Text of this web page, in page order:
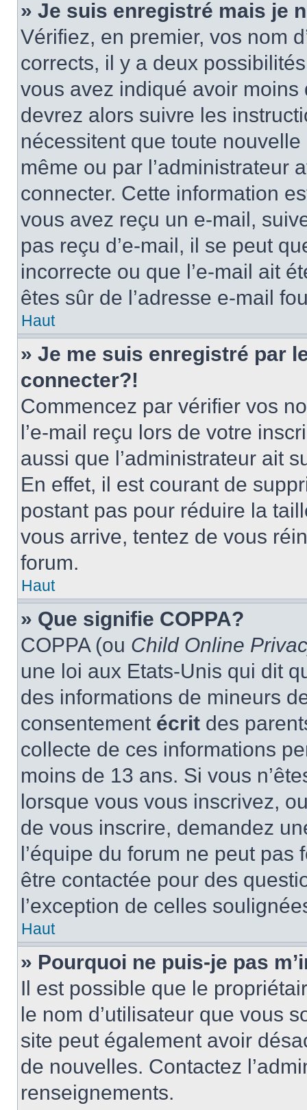
» Je suis enregistré mais je
Vérifiez, en premier, vos nom
corrects, il y a deux
vous avez indiqué avoir moins
devrez alors suivre les
nécessitent que toute
même ou par l’administrateur
connecter. Cette information
vous avez reçu un e-mail,
pas reçu d’e-mail, il se peut
incorrecte ou que l’e-mail ait
êtes sûr de l’adresse e-mail
Haut
» Je me suis enregistré par
connecter?!
Commencez par vérifier vos
l’e-mail reçu lors de votre
aussi que l’administrateur ait
En effet, il est courant de
postant pas pour réduire la
vous arrive, tentez de vous
forum.
Haut
» Que signifie COPPA?
COPPA (ou Child Online
une loi aux Etats-Unis qui dit
des informations de mineurs
consentement écrit des
collecte de ces informations
moins de 13 ans. Si vous
lorsque vous vous inscrivez,
de vous inscrire, demandez
l’équipe du forum ne peut
être contactée pour des
l’exception de celles
Haut
» Pourquoi ne puis-je pas
Il est possible que le
le nom d’utilisateur que vous
site peut également avoir
de nouvelles. Contactez
renseignements.